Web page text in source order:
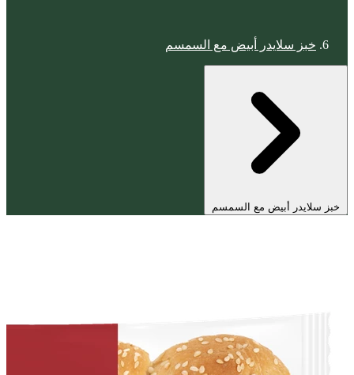
خبز سلايدر أبيض مع السمسم
خبز سلايدر أبيض مع السمسم